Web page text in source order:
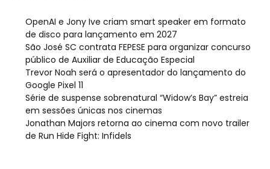
OpenAI e Jony Ive criam smart speaker em formato
de disco para lançamento em 2027
São José SC contrata FEPESE para organizar concurso
público de Auxiliar de Educação Especial
Trevor Noah será o apresentador do lançamento do
Google Pixel 11
Série de suspense sobrenatural “Widow’s Bay” estreia
em sessões únicas nos cinemas
Jonathan Majors retorna ao cinema com novo trailer
de Run Hide Fight: Infidels